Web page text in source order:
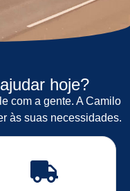
hoje?
com a gente. A Camilo
às suas necessidades.